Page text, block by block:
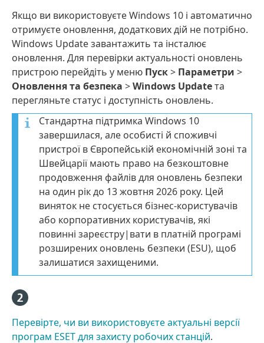
Якщо ви використовуєте Windows 10 і автоматично
отримуєте оновлення, додаткових дій не потрібно.
Windows Update завантажить та інсталює
оновлення. Для перевірки актуальності оновлень
пристрою перейдіть у меню Пуск> Параметри >
Оновлення та безпека >Windows Updateта
перегляньте статус і доступність оновлень.
Стандартна підтримка Windows 10
завершилася, але особисті й споживчі
пристрої в Європейській економічній зоні та
Швейцарії мають право на безкоштовне
продовження файлів для оновлень безпеки
на один рік до 13 жовтня 2026 року. Цей
виняток не стосується бізнес-користувачів
або корпоративних користувачів, які
повинні зареєстру|вати в платній програмі
розширених оновлень безпеки (ESU), щоб
залишатися захищеними.
Перевірте, чи ви використовуєте актуальні версії
програм ESET для захисту робочих станцій.